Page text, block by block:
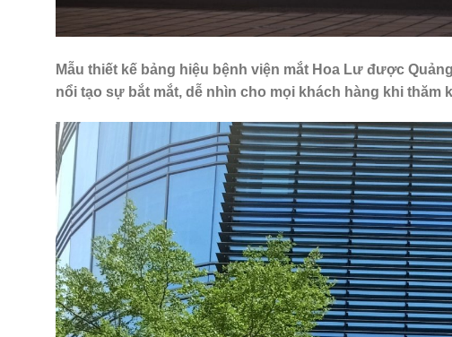
Mẫu thiết kế bảng hiệu bệnh viện mắt Hoa Lư được
nổi tạo sự bắt mắt, dễ nhìn cho mọi khách hàng khi thăm